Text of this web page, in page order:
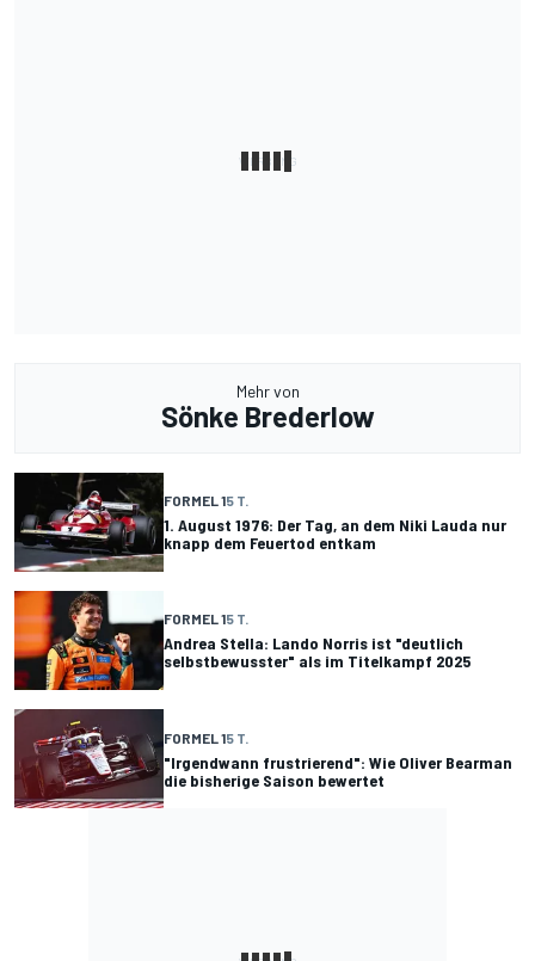
Mehr von
Sönke Brederlow
FORMEL 15 T.
1. August 1976: Der Tag, an dem Niki Lauda nur
knapp dem Feuertod entkam
FORMEL 15 T.
Andrea Stella: Lando Norris ist "deutlich
selbstbewusster" als im Titelkampf 2025
FORMEL 15 T.
"Irgendwann frustrierend": Wie Oliver Bearman
die bisherige Saison bewertet